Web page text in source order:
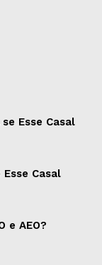
Esse Casal
Casal
e AEO?